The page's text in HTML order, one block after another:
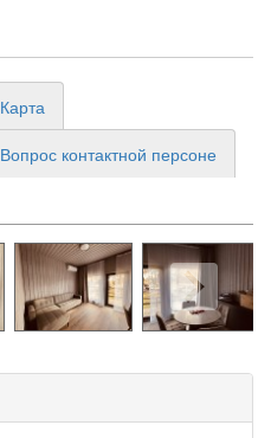
Карта
Вопрос контактной персоне